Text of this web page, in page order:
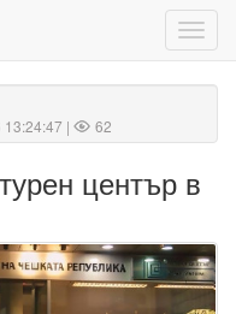
13:24:47 | 62
център в